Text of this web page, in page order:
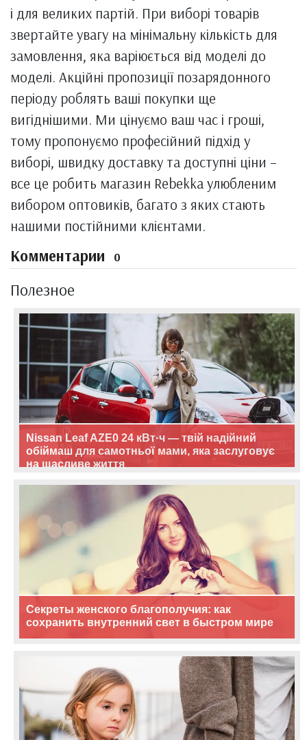
і для великих партій. При виборі товарів
звертайте увагу на мінімальну кількість для
замовлення, яка варіюється від моделі до
моделі. Акційні пропозиції позарядонного
періоду роблять ваші покупки ще
вигіднішими. Ми цінуємо ваш час і гроші,
тому пропонуємо професійний підхід у
виборі, швидку доставку та доступні ціни –
все це робить магазин Rebekka улюбленим
вибором оптовиків, багато з яких стають
нашими постійними клієнтами.
Комментарии 0
Полезное
Nissan Leaf AZE0 24 кВт·ч — твій надійний
обіймаш для самотньої мами, яка заслуговує
на щасливе життя
Секреты женского благополучия: как
сохранить внутренний свет в быстром мире